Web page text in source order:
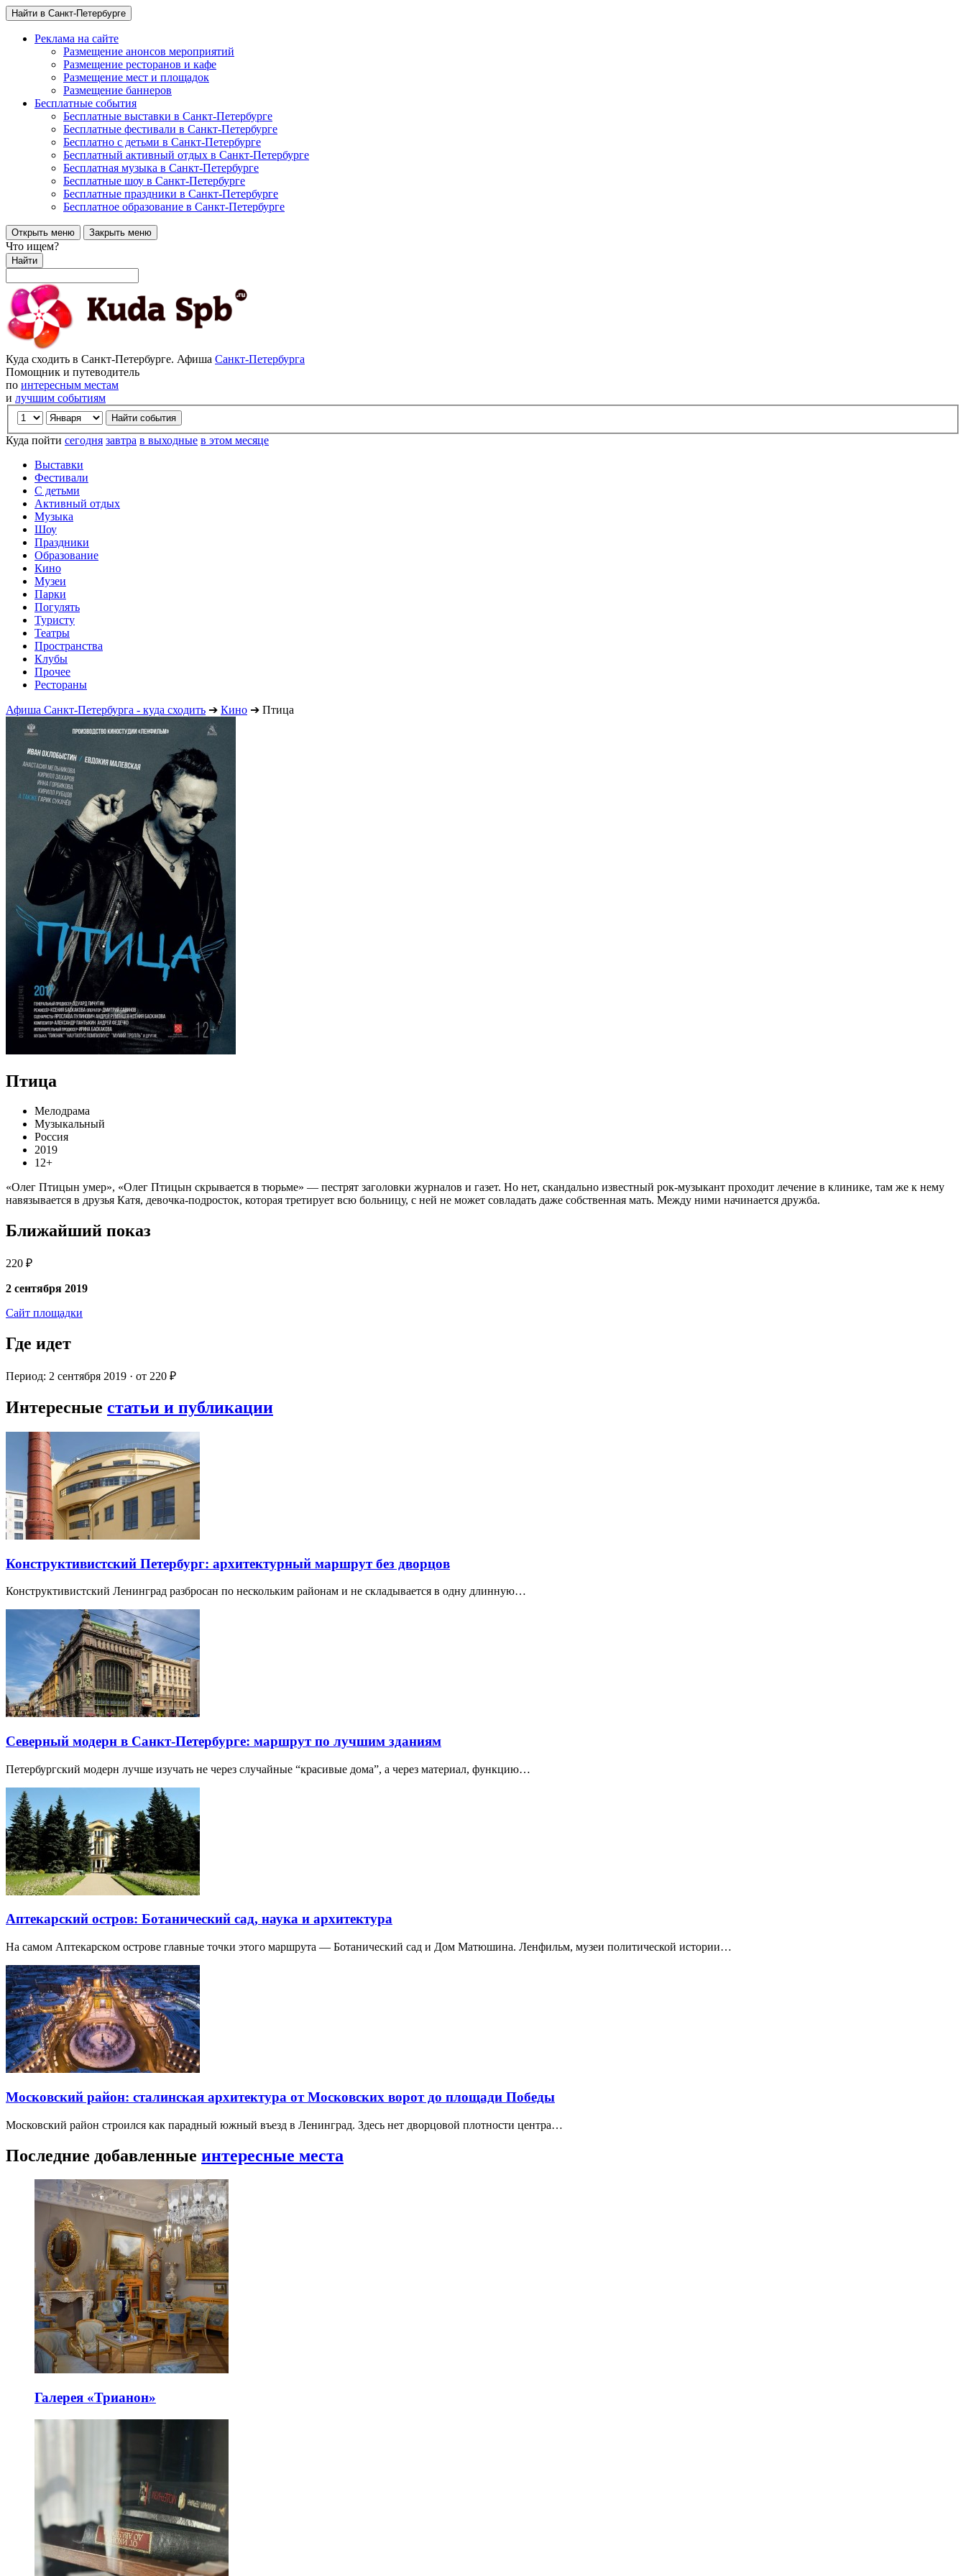
Найти в Санкт-Петербурге
Реклама на сайте
Размещение анонсов мероприятий
Размещение ресторанов и кафе
Размещение мест и площадок
Размещение баннеров
Бесплатные события
Бесплатные выставки в Санкт-Петербурге
Бесплатные фестивали в Санкт-Петербурге
Бесплатно с детьми в Санкт-Петербурге
Бесплатный активный отдых в Санкт-Петербурге
Бесплатная музыка в Санкт-Петербурге
Бесплатные шоу в Санкт-Петербурге
Бесплатные праздники в Санкт-Петербурге
Бесплатное образование в Санкт-Петербурге
Открыть меню Закрыть меню
Что ищем?
Найти
Куда сходить в Санкт-Петербурге. Афиша Санкт-Петербурга
Помощник и путеводитель
по интересным местам
и лучшим событиям
Куда пойти сегодня завтра в выходные в этом месяце
Выставки
Фестивали
С детьми
Активный отдых
Музыка
Шоу
Праздники
Образование
Кино
Музеи
Парки
Погулять
Туристу
Театры
Пространства
Клубы
Прочее
Рестораны
Афиша Санкт-Петербурга - куда сходить ➔ Кино ➔ Птица
Птица
Мелодрама
Музыкальный
Россия
2019
12+
«Олег Птицын умер», «Олег Птицын скрывается в тюрьме» — пестрят заголовки журналов и газет. Но нет, скандально известный рок-музыкант проходит лечение в клинике, там же к нему
навязывается в друзья Катя, девочка-подросток, которая третирует всю больницу, с ней не может совладать даже собственная мать. Между ними начинается дружба.
Ближайший показ
220 ₽
2 сентября 2019
Сайт площадки
Где идет
Период: 2 сентября 2019 · от 220 ₽
Интересные статьи и публикации
Конструктивистский Петербург: архитектурный маршрут без дворцов
Конструктивистский Ленинград разбросан по нескольким районам и не складывается в одну длинную…
Северный модерн в Санкт-Петербурге: маршрут по лучшим зданиям
Петербургский модерн лучше изучать не через случайные “красивые дома”, а через материал, функцию…
Аптекарский остров: Ботанический сад, наука и архитектура
На самом Аптекарском острове главные точки этого маршрута — Ботанический сад и Дом Матюшина. Ленфильм, музеи политической истории…
Московский район: сталинская архитектура от Московских ворот до площади Победы
Московский район строился как парадный южный въезд в Ленинград. Здесь нет дворцовой плотности центра…
Последние добавленные интересные места
Галерея «Трианон»